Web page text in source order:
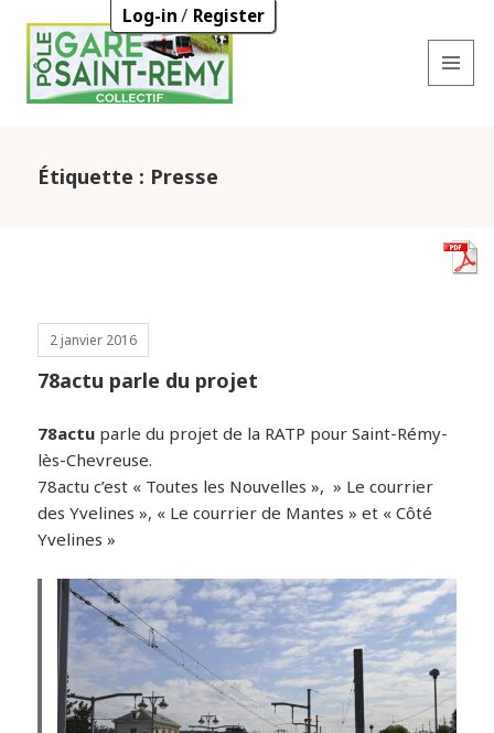
Log-in / Register
Étiquette : Presse
2 janvier 2016
78actu parle du projet
78actu parle du projet de la RATP pour Saint-Rémy-
lès-Chevreuse.
78actu c’est « Toutes les Nouvelles », » Le courrier
des Yvelines », « Le courrier de Mantes » et « Côté
Yvelines »